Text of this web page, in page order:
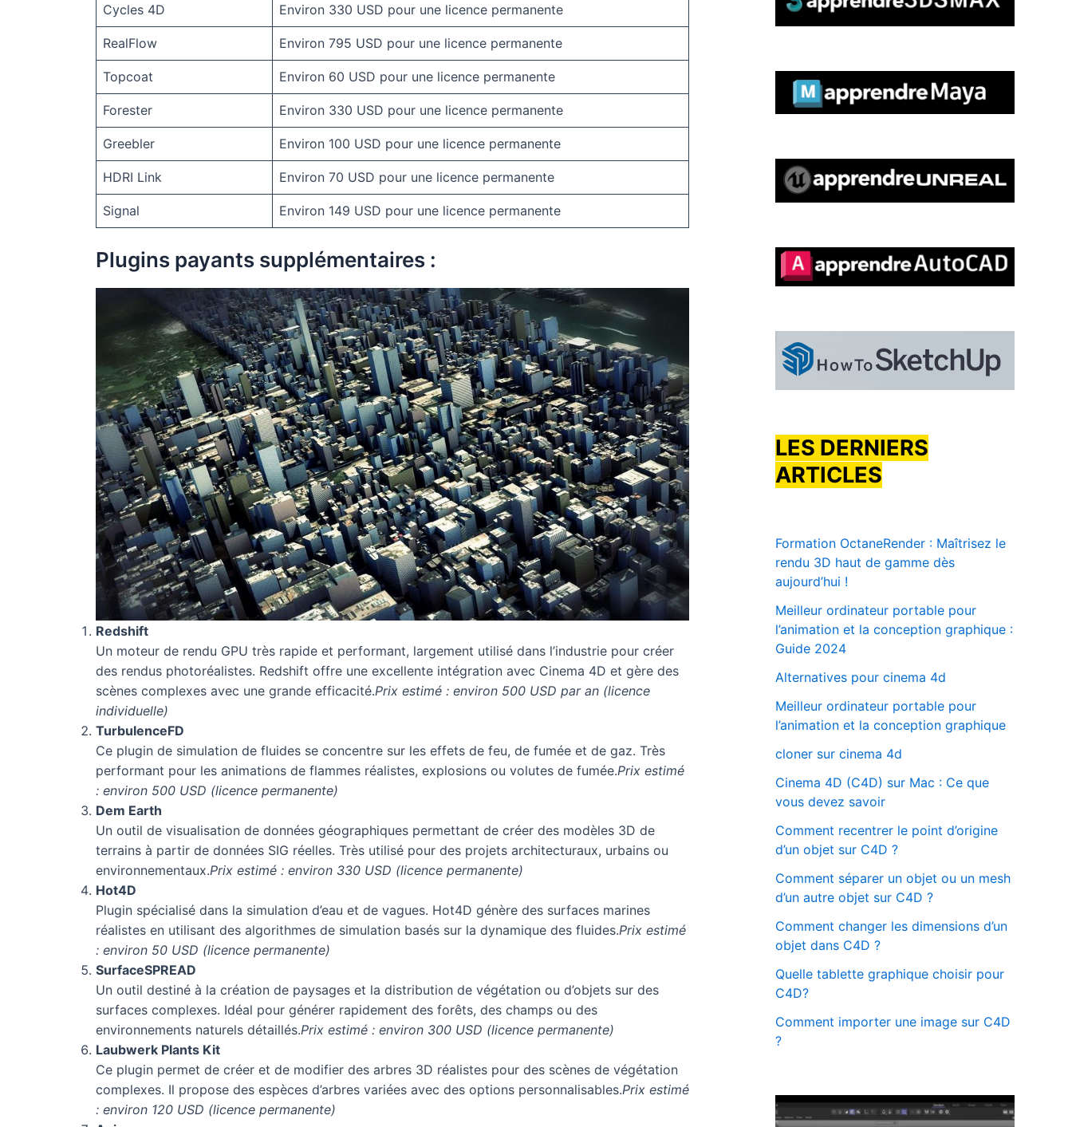
Cycles 4D Environ 330 USD pour une licence permanente
RealFlow Environ 795 USD pour une licence permanente
Topcoat Environ 60 USD pour une licence permanente
Forester Environ 330 USD pour une licence permanente
Greebler Environ 100 USD pour une licence permanente
HDRI Link Environ 70 USD pour une licence permanente
Signal Environ 149 USD pour une licence permanente
Plugins payants supplémentaires :
Redshift
Un moteur de rendu GPU très rapide et performant, largement utilisé dans l’industrie pour créer
des rendus photoréalistes. Redshift offre une excellente intégration avec Cinema 4D et gère des
scènes complexes avec une grande efficacité.Prix estimé : environ 500 USD par an (licence
individuelle)
TurbulenceFD
Ce plugin de simulation de fluides se concentre sur les effets de feu, de fumée et de gaz. Très
performant pour les animations de flammes réalistes, explosions ou volutes de fumée.Prix estimé
: environ 500 USD (licence permanente)
Dem Earth
Un outil de visualisation de données géographiques permettant de créer des modèles 3D de
terrains à partir de données SIG réelles. Très utilisé pour des projets architecturaux, urbains ou
environnementaux.Prix estimé : environ 330 USD (licence permanente)
Hot4D
Plugin spécialisé dans la simulation d’eau et de vagues. Hot4D génère des surfaces marines
réalistes en utilisant des algorithmes de simulation basés sur la dynamique des fluides.Prix estimé
: environ 50 USD (licence permanente)
SurfaceSPREAD
Un outil destiné à la création de paysages et la distribution de végétation ou d’objets sur des
surfaces complexes. Idéal pour générer rapidement des forêts, des champs ou des
environnements naturels détaillés.Prix estimé : environ 300 USD (licence permanente)
Laubwerk Plants Kit
Ce plugin permet de créer et de modifier des arbres 3D réalistes pour des scènes de végétation
complexes. Il propose des espèces d’arbres variées avec des options personnalisables.Prix estimé
: environ 120 USD (licence permanente)
LES DERNIERS
ARTICLES
Formation OctaneRender : Maîtrisez le
rendu 3D haut de gamme dès
aujourd’hui !
Meilleur ordinateur portable pour
l’animation et la conception graphique :
Guide 2024
Alternatives pour cinema 4d
Meilleur ordinateur portable pour
l’animation et la conception graphique
cloner sur cinema 4d
Cinema 4D (C4D) sur Mac : Ce que
vous devez savoir
Comment recentrer le point d’origine
d’un objet sur C4D ?
Comment séparer un objet ou un mesh
d’un autre objet sur C4D ?
Comment changer les dimensions d’un
objet dans C4D ?
Quelle tablette graphique choisir pour
C4D?
Comment importer une image sur C4D
?